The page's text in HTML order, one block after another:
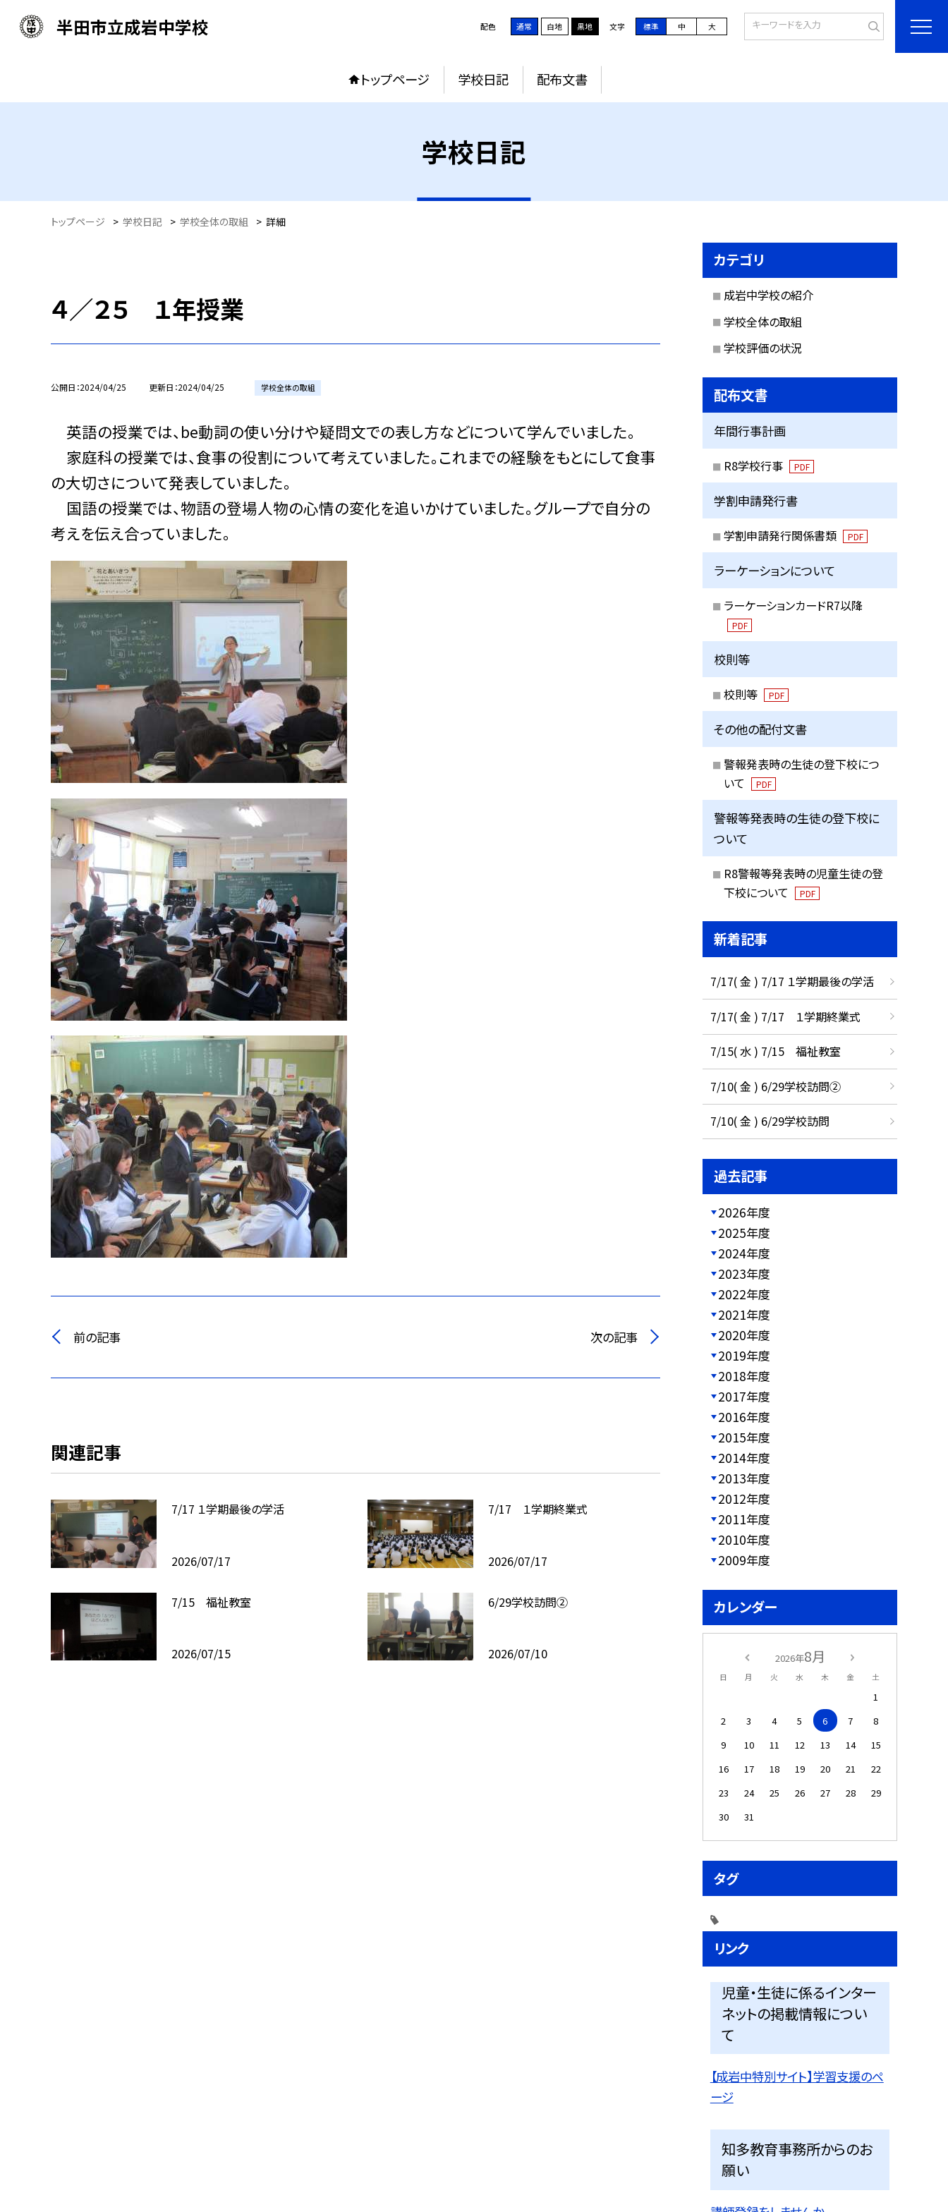
半田市立成岩中学校 配色 通常 白地 黒地 文字 標準 中 大
トップページ 学校日記 配布文書
学校日記
トップページ > 学校日記 > 学校全体の取組 > 詳細
４／２５ １年授業
公開日 2024/04/25 更新日 2024/04/25 学校全体の取組
英語の授業では、be動詞の使い分けや疑問文での表し方などについて学んでいました。
家庭科の授業では、食事の役割について考えていました。これまでの経験をもとにして食事
の大切さについて発表していました。
国語の授業では、物語の登場人物の心情の変化を追いかけていました。グループで自分の
考えを伝え合っていました。
前の記事 次の記事
関連記事
7/17 １学期最後の学活
2026/07/17
7/17 １学期終業式
2026/07/17
7/15 福祉教室
2026/07/15
6/29学校訪問②
2026/07/10
カテゴリ
成岩中学校の紹介
学校全体の取組
学校評価の状況
配布文書
年間行事計画
R8学校行事 PDF
学割申請発行書
学割申請発行関係書類 PDF
ラーケーションについて
ラーケーションカードR7以降
PDF
校則等
校則等 PDF
その他の配付文書
警報発表時の生徒の登下校につ
いて
PDF
警報等発表時の生徒の登下校に
ついて
R8警報等発表時の児童生徒の登
下校について
PDF
新着記事
7/17( 金 ) 7/17 １学期最後の学活
7/17( 金 ) 7/17 １学期終業式
7/15( 水 ) 7/15 福祉教室
7/10( 金 ) 6/29学校訪問②
7/10( 金 ) 6/29学校訪問
過去記事
2026年度
2025年度
2024年度
2023年度
2022年度
2021年度
2020年度
2019年度
2018年度
2017年度
2016年度
2015年度
2014年度
2013年度
2012年度
2011年度
2010年度
2009年度
カレンダー
2026年8月
日 月 火 水 木 金 土
1
2
3 4 5 6 7
8
9
10 11 12 13 14
15
16
17 18 19 20 21
22
23
24 25 26 27 28
29
30
31
タグ
リンク
児童・生徒に係るインター
ネットの掲載情報につい
て
【成岩中特別サイト】学習支援のペ
ージ
知多教育事務所からのお
願い